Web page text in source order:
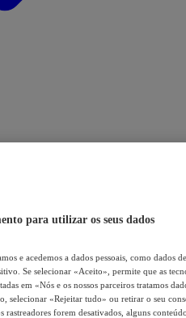
para utilizar os seus dados
e acedemos a dados pessoais, como dados
Se selecionar «Aceito», permite que as
em «Nós e os nossos parceiros tratamos
selecionar «Rejeitar tudo» ou retirar o seu
rastreadores forem desativados, alguns